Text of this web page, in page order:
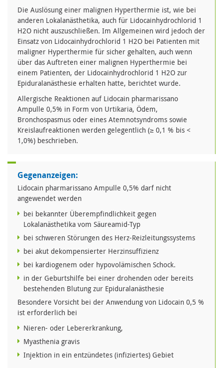
Die Auslösung einer malignen Hyperthermie ist, wie bei
anderen Lokalanästhetika, auch für Lidocainhydrochlorid 1
H2O nicht auszuschließen. Im Allgemeinen wird jedoch der
Einsatz von Lidocainhydrochlorid 1 H2O bei Patienten mit
maligner Hyperthermie für sicher gehalten, auch wenn
über das Auftreten einer malignen Hyperthermie bei
einem Patienten, der Lidocainhydrochlorid 1 H2O zur
Epiduralanästhesie erhalten hatte, berichtet wurde.
Allergische Reaktionen auf Lidocain pharmarissano
Ampulle 0,5% in Form von Urtikaria, Ödem,
Bronchospasmus oder eines Atemnotsyndroms sowie
Kreislaufreaktionen werden gelegentlich (≥ 0,1 % bis <
1,0%) beschrieben.
Gegenanzeigen:
Lidocain pharmarissano Ampulle 0,5% darf nicht
angewendet werden
bei bekannter Überempfindlichkeit gegen
Lokalanästhetika vom Säureamid-Typ
bei schweren Störungen des Herz-Reizleitungssystems
bei akut dekompensierter Herzinsuffizienz
bei kardiogenem oder hypovolämischen Schock.
in der Geburtshilfe bei einer drohenden oder bereits
bestehenden Blutung zur Epiduralanästhesie
Besondere Vorsicht bei der Anwendung von Lidocain 0,5 %
ist erforderlich bei
Nieren- oder Lebererkrankung,
Myasthenia gravis
Injektion in ein entzündetes (infiziertes) Gebiet